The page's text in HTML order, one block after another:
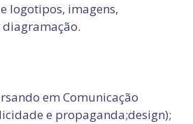
logotipos, imagens,
em Comunicação
e propaganda;design);